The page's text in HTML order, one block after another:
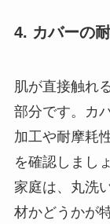
4. カバーの
肌が直接触れ
部分です。カ
加工や耐摩耗
を確認しまし
家庭は、丸洗
材かどうかが